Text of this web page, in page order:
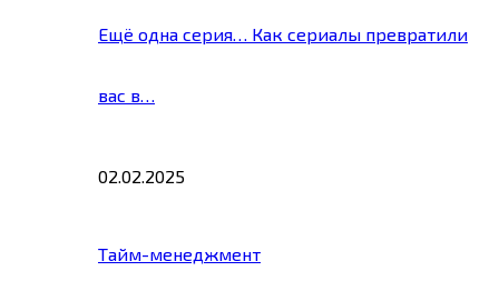
Ещё одна серия… Как сериалы превратили
вас в…
02.02.2025
Тайм-менеджмент